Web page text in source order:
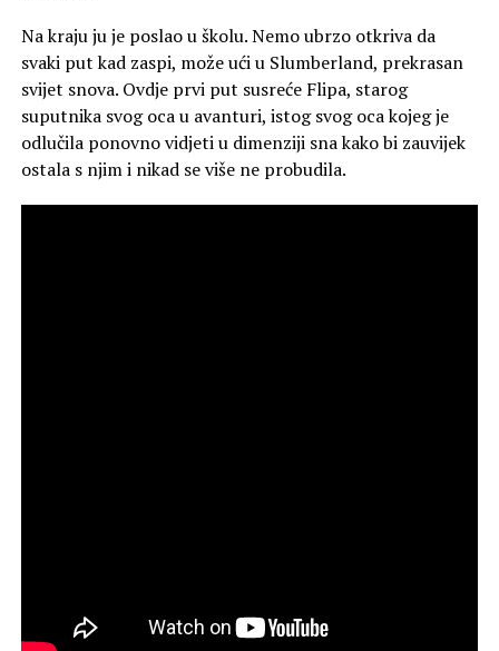
Na kraju ju je poslao u školu. Nemo ubrzo otkriva da
svaki put kad zaspi, može ući u Slumberland, prekrasan
svijet snova. Ovdje prvi put susreće Flipa, starog
suputnika svog oca u avanturi, istog svog oca kojeg je
odlučila ponovno vidjeti u dimenziji sna kako bi zauvijek
ostala s njim i nikad se više ne probudila.